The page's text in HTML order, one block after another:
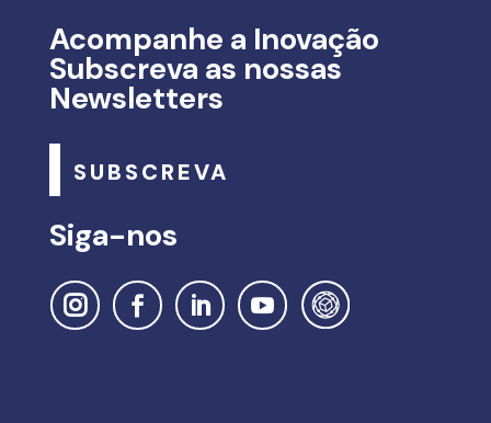
Acompanhe a Inovação
Subscreva as nossas
Newsletters
SUBSCREVA
Siga-nos